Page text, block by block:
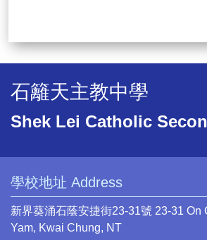
石籬天主教中學
Shek Lei Catholic
學校地址 Address
新界葵涌石蔭安捷街23-31號 23-31 On
Yam, Kwai Chung, NT